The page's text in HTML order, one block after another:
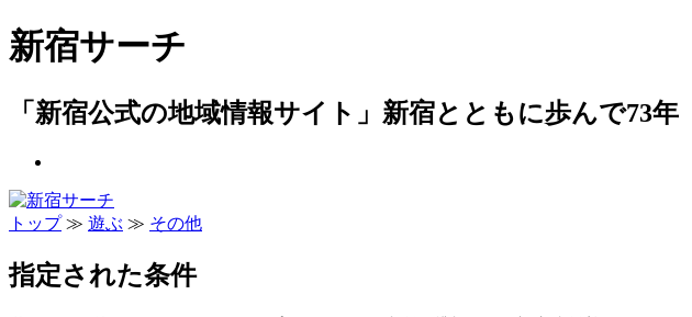
新宿サーチ
「新宿公式の地域情報サイト」新宿とともに歩んで73
トップ≫ 遊ぶ ≫ その他
指定された条件